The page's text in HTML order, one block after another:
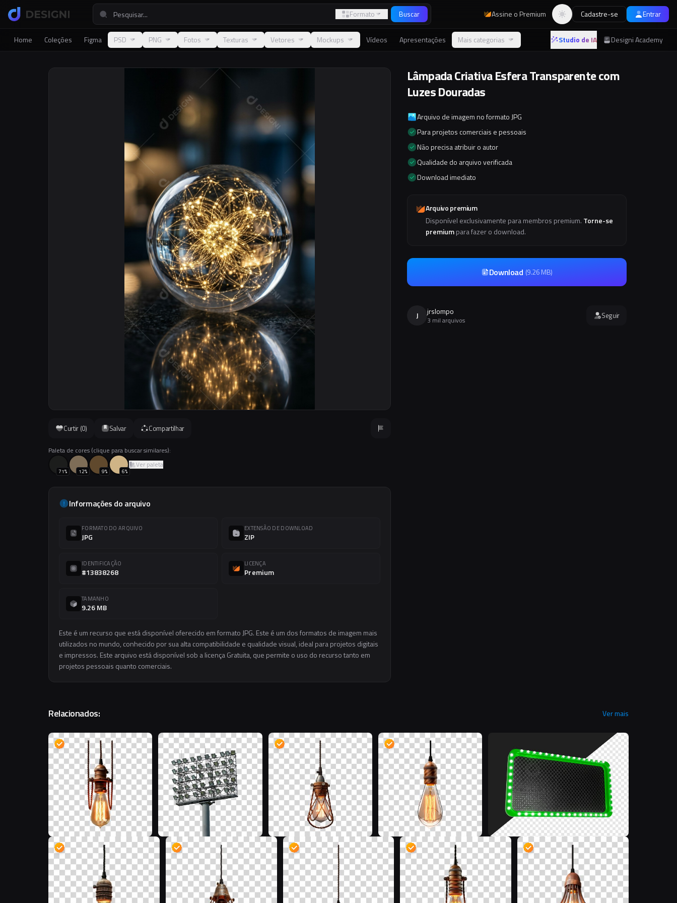
Formato Buscar Assine o Premium Alternar tema
Cadastre-se Entrar
Home Coleções Figma PSD PNG Fotos Texturas Vetores Mockups Vídeos Apresentações Mais categorias Studio de IA Designi Academy
Curtir (0) Salvar Compartilhar
Paleta de cores (clique para buscar similares):
71% 12% 9% 6%
Ver paleta
Informações do arquivo
FORMATO DO ARQUIVO
JPG
EXTENSÃO DE DOWNLOAD
ZIP
IDENTIFICAÇÃO
#13838268
LICENÇA
Premium
TAMANHO
9.26 MB
Este é um recurso que está disponível oferecido em formato JPG. Este é um dos formatos de imagem mais
utilizados no mundo, conhecido por sua alta compatibilidade e qualidade visual, ideal para projetos digitais
e impressos. Este arquivo está disponível sob a licença Gratuita, que permite o uso do recurso tanto em
projetos pessoais quanto comerciais.
Lâmpada Criativa Esfera Transparente com
Luzes Douradas
Arquivo de imagem no formato JPG
Para projetos comerciais e pessoais
Não precisa atribuir o autor
Qualidade do arquivo verificada
Download imediato
Arquivo premium
Disponível exclusivamente para membros premium. Torne-se
premiumpara fazer o download.
Download (9.26 MB)
J jrslompo
3 mil arquivos Seguir
Relacionados: Ver mais
D W D D 7
D D D D D